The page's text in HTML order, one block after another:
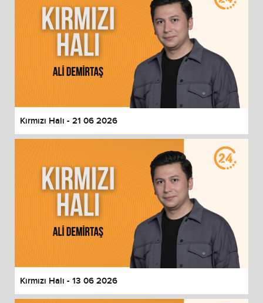
Kırmızı Halı - 21 06 2026
Kırmızı Halı - 13 06 2026